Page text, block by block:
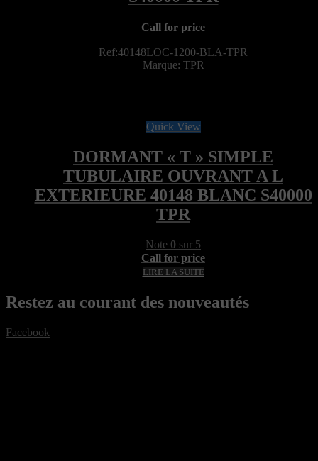
Call for price
Ref:40148LOC-1200-BLA-TPR
Marque: TPR
Quick View
DORMANT « T » SIMPLE
TUBULAIRE OUVRANT A L
EXTERIEURE 40148 BLANC S40000
TPR
Note 0 sur 5
Call for price
LIRE LA SUITE
Restez au courant des nouveautés
Facebook